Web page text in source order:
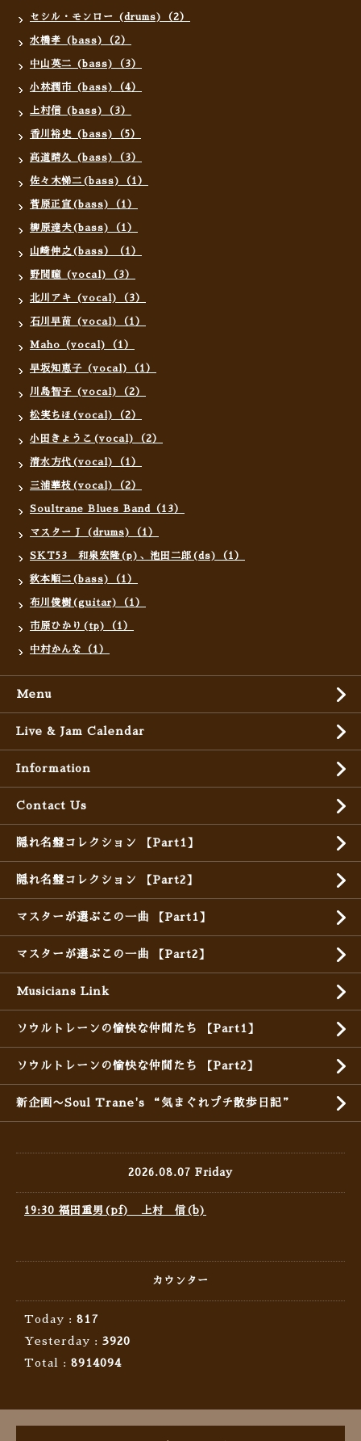
セシル・モンロー (drums)（2）
水橋孝 (bass)（2）
中山英二 (bass)（3）
小林潤市 (bass)（4）
上村信 (bass)（3）
香川裕史 (bass)（5）
高道晴久 (bass)（3）
佐々木悌二(bass)（1）
菅原正宣(bass)（1）
柳原達夫(bass)（1）
山崎伸之(bass）（1）
野間瞳 (vocal)（3）
北川アキ (vocal)（3）
石川早苗 (vocal)（1）
Maho (vocal)（1）
早坂知恵子 (vocal)（1）
川島智子 (vocal)（2）
松実ちほ(vocal)（2）
小田きょうこ(vocal)（2）
清水方代(vocal)（1）
三浦華枝(vocal)（2）
Soultrane Blues Band（13）
マスターＪ (drums)（1）
SKT53 和泉宏隆(p)、池田二郎(ds)（1）
秋本順二(bass)（1）
布川俊樹(guitar)（1）
市原ひかり(tp)（1）
中村かんな（1）
Menu
Live & Jam Calendar
Information
Contact Us
隠れ名盤コレクション 【Part1】
隠れ名盤コレクション 【Part2】
マスターが選ぶこの一曲 【Part1】
マスターが選ぶこの一曲 【Part2】
Musicians Link
ソウルトレーンの愉快な仲間たち 【Part1】
ソウルトレーンの愉快な仲間たち 【Part2】
新企画〜Soul Trane's “気まぐれプチ散歩日記”
2026.08.07 Friday
19:30 福田重男(pf) 上村 信(b)
カウンター
Today : 817
Yesterday : 3920
Total : 8914094